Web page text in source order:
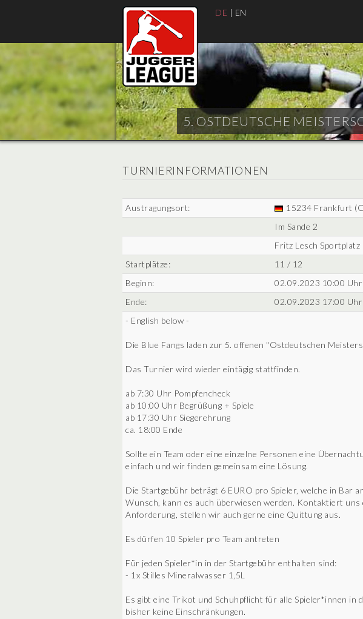
DE | EN
5. OSTDEUTSCHE
TURNIERINFORMATIONEN
Austragungsort:
15234 Frankfurt
Im Sande 2
Fritz Lesch Sportplatz
Startplätze:
11 / 12
Beginn:
02.09.2023 10:00 Uhr
Ende:
02.09.2023 17:00 Uhr
- English below -
Die Blue Fangs laden zur 5. offenen "Ostdeutschen
Das Turnier wird wieder eintägig stattfinden.
ab 7:30 Uhr Pompfencheck
ab 10:00 Uhr Begrüßung + Spiele
ab 17:30 Uhr Siegerehrung
ca. 18:00 Ende
Sollte ein Team oder eine einzelne Personen eine
einfach und wir finden gemeinsam eine Lösung.
Die Startgebühr beträgt 6 EURO pro Spieler, welche in Bar
Wunsch, kann es auch überwiesen werden. Kontaktiert
Anforderung, stellen wir auch gerne eine Quittung aus.
Es dürfen 10 Spieler pro Team antreten
Für jeden Spieler*in in der Startgebühr enthalten sind:
- 1x Stilles Mineralwasser 1,5L
Es gibt eine Trikot und Schuhpflicht für alle Spieler*innen in
bisher keine Einschränkungen.